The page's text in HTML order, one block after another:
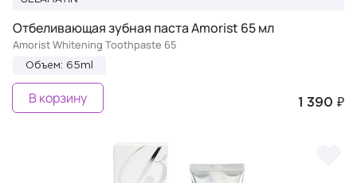
Отбеливающая зубная паста Amorist 65 мл
Amorist Whitening Toothpaste 65
Объем: 65ml
1 390 ₽
В корзину